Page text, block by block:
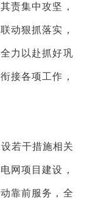
责集中攻坚，
动狠抓落实，
力以赴抓好巩
接各项工作，
若干措施相关
网项目建设，
靠前服务，全